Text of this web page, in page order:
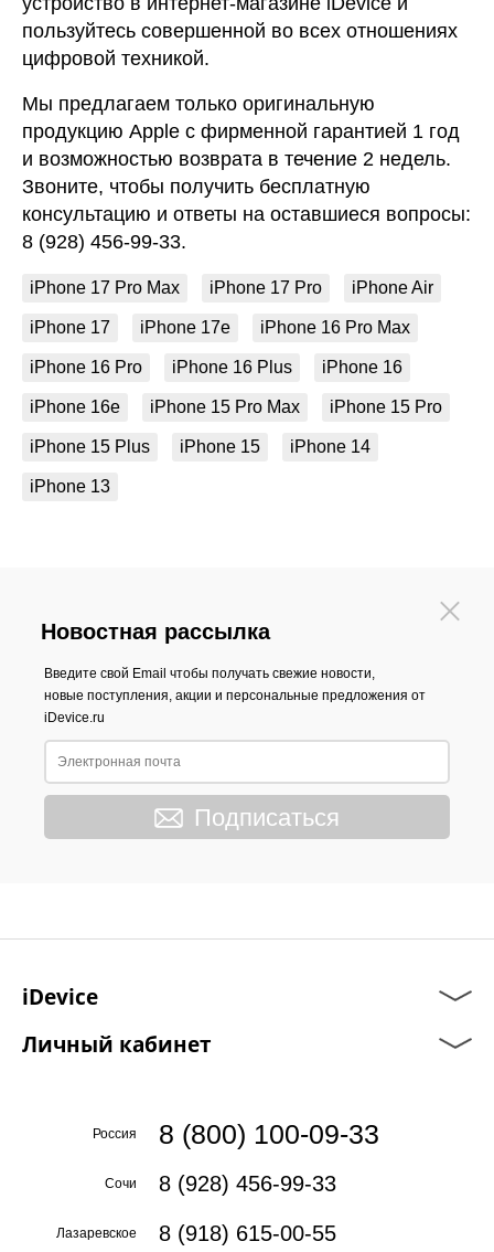
пользуйтесь совершенной во всех отношениях
цифровой техникой.
Мы предлагаем только оригинальную
продукцию Apple с фирменной гарантией 1 год
и возможностью возврата в течение 2 недель.
Звоните, чтобы получить бесплатную
консультацию и ответы на оставшиеся вопросы:
8 (928) 456-99-33.
iPhone 17 Pro Max iPhone 17 Pro iPhone Air
iPhone 17 iPhone 17e iPhone 16 Pro Max
iPhone 16 Pro iPhone 16 Plus iPhone 16
iPhone 16e iPhone 15 Pro Max iPhone 15 Pro
iPhone 15 Plus iPhone 15 iPhone 14
iPhone 13
Новостная рассылка
Введите свой Email чтобы получать свежие новости,
новые поступления, акции и персональные предложения от
iDevice.ru
Подписаться
iDevice
Личный кабинет
Россия 8 (800) 100-09-33
Сочи 8 (928) 456-99-33
Лазаревское 8 (918) 615-00-55